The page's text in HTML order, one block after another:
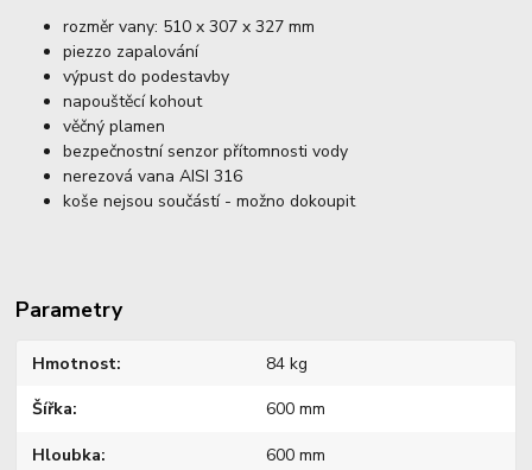
rozměr vany: 510 x 307 x 327 mm
piezzo zapalování
výpust do podestavby
napouštěcí kohout
věčný plamen
bezpečnostní senzor přítomnosti vody
nerezová vana AISI 316
koše nejsou součástí - možno dokoupit
Parametry
Hmotnost 84 kg
Šířka 600 mm
Hloubka 600 mm